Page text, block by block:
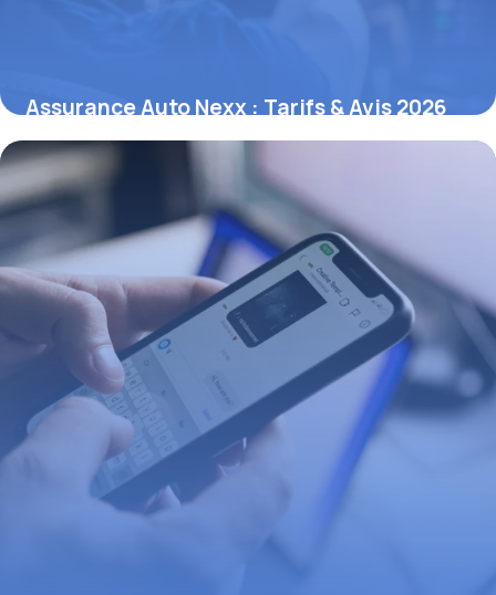
Assurance Auto Nexx : Tarifs & Avis 2026
5 juin 2026